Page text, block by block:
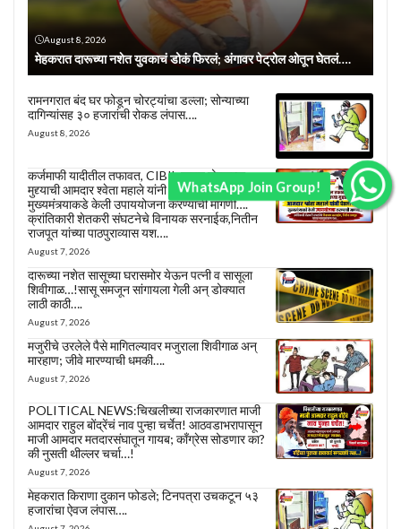
August 8, 2026
मेहकरात दारूच्या नशेत युवकाचं डोकं फिरलं; अंगावर पेट्रोल ओतून घेतलं….
रामनगरात बंद घर फोडून चोरट्यांचा डल्ला; सोन्याच्या
दागिन्यांसह ३० हजारांची रोकड लंपास….
August 8, 2026
कर्जमाफी यादीतील तफावत, CIBIL खराब होण्याच्या
मुद्द्याची आमदार श्वेता महाले यांनी घेतली दखल;
मुख्यमंत्र्याकडे केली उपाययोजना करण्याची मागणी….
क्रांतिकारी शेतकरी संघटनेचे विनायक सरनाईक,नितीन
राजपूत यांच्या पाठपुराव्यास यश….
August 7, 2026
दारूच्या नशेत सासूच्या घरासमोर येऊन पत्नी व सासूला
शिवीगाळ…!सासू समजून सांगायला गेली अन् डोक्यात
लाठी काठी….
August 7, 2026
मजुरीचे उरलेले पैसे मागितल्यावर मजुराला शिवीगाळ अन्
मारहाण; जीवे मारण्याची धमकी….
August 7, 2026
POLITICAL NEWS:चिखलीच्या राजकारणात माजी
आमदार राहुल बोंद्रेंचं नाव पुन्हा चर्चेत! आठवडाभरापासून
माजी आमदार मतदारसंघातून गायब; काँग्रेस सोडणार का?
की नुसती थील्लर चर्चा…!
August 7, 2026
मेहकरात किराणा दुकान फोडले; टिनपत्रा उचकटून ५३
हजारांचा ऐवज लंपास….
WhatsApp Join Group!